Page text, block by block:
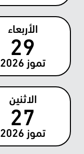
الأربعاء
29
تموز 2026
الاثنين
27
تموز 2026